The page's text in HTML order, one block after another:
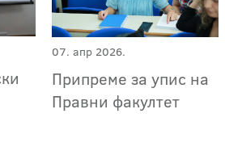
07. апр 2026.
Припреме за упис на
Правни факултет